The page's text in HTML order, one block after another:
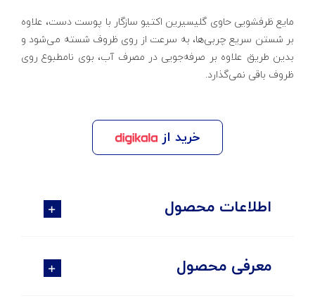
مایع ظرفشویی حاوی گلیسیرین اکتیو سازگار با پوست دست، علاوه
بر شستن سریع چربی‌ها، به سرعت از روی ظروف شسته می‌شود و
بدین طریق علاوه بر صرفه‌جویی در مصرف آب، بوی نامطبوع روی
ظروف باقی نمی‌گذارد.
خرید از
اطلاعات محصول
معرفی محصول